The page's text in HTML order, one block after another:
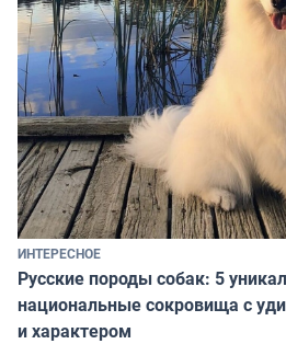
ИНТЕРЕСНОЕ
Русские породы собак: 5
национальные сокровища с
и характером